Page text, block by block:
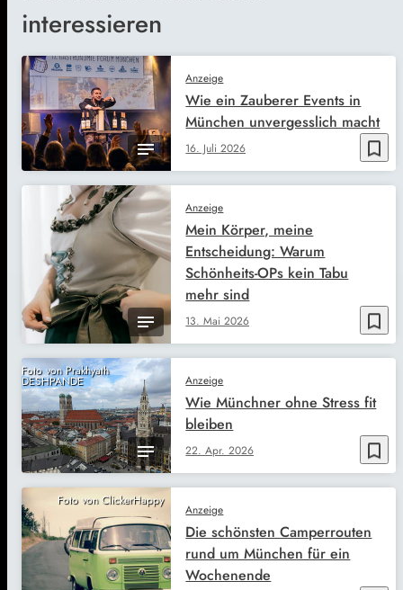
interessieren
bookmark_border
Anzeige
16. Juli 2026
Wie ein Zauberer Events in
München unvergesslich macht
bookmark_border
Anzeige
13. Mai 2026
Mein Körper, meine
Entscheidung: Warum
Schönheits-OPs kein Tabu
mehr sind
Foto von Prakhyath
DESHPANDE
bookmark_border
Anzeige
22. Apr. 2026
Wie Münchner ohne Stress fit
bleiben
Foto von ClickerHappy
Anzeige
Die schönsten Camperrouten
rund um München für ein
Wochenende